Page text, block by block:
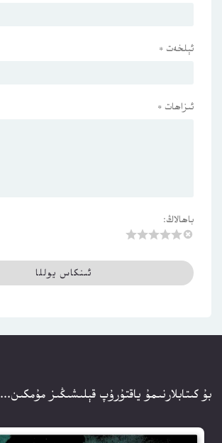
ئېلخەت *
ئىزاھات *
باھالاڭ:
بۇ كىتابلارنىمۇ ياقتۇرۇپ قېلىشىڭىز مۇمكىن...